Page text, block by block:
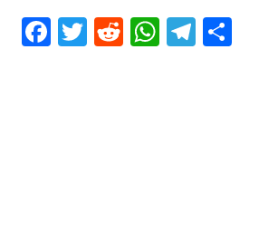
Facebook
Twitter
Reddit